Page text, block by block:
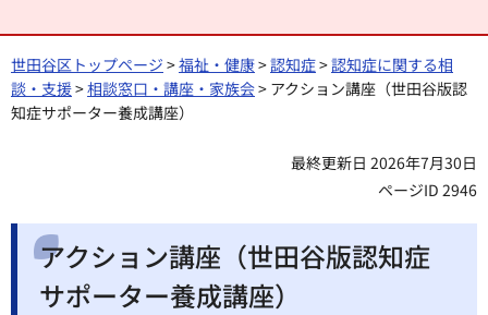
世田谷区トップページ >福祉・健康>認知症>認知症に関する相
談・支援>相談窓口・講座・家族会> アクション講座（世田谷版認
知症サポーター養成講座）
最終更新日 2026年7月30日
ページID 2946
アクション講座（世田谷版認知症
サポーター養成講座）